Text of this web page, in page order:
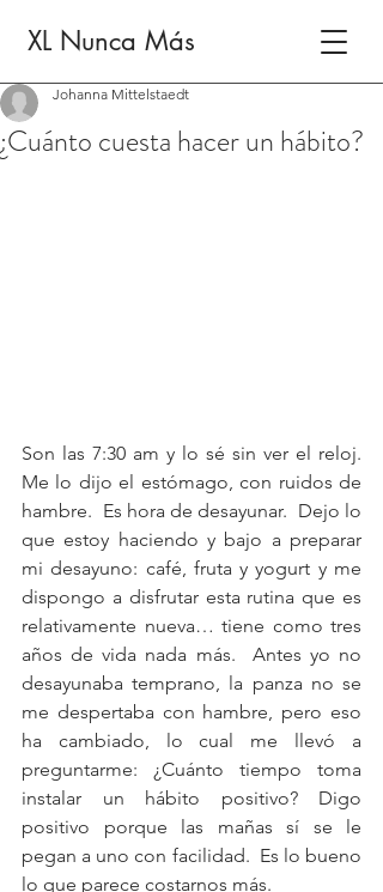
XL Nunca Más
¿Cuánto cuesta hacer un hábito?
Johanna Mittelstaedt
Son las 7:30 am y lo sé sin ver el reloj.
Me lo dijo el estómago, con ruidos de
hambre.  Es hora de desayunar.  Dejo lo
que estoy haciendo y bajo a preparar
mi desayuno: café, fruta y yogurt y me
dispongo a disfrutar esta rutina que es
relativamente nueva… tiene como tres
años de vida nada más.  Antes yo no
desayunaba temprano, la panza no se
me despertaba con hambre, pero eso
ha cambiado, lo cual me llevó a
preguntarme: ¿Cuánto tiempo toma
instalar un hábito positivo? Digo
positivo porque las mañas sí se le
pegan a uno con facilidad.  Es lo bueno
lo que parece costarnos más.